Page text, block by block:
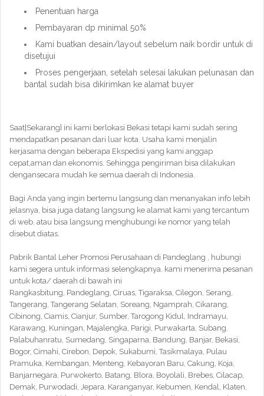
Penentuan harga
Pembayaran dp minimal 50%
Kami buatkan desain/layout sebelum naik bordir untuk di
disetujui
Proses pengerjaan, setelah selesai lakukan pelunasan dan
bantal sudah bisa dikirimkan ke alamat buyer
Saat|Sekarang} ini kami berlokasi Bekasi tetapi kami sudah sering
mendapatkan pesanan dari luar kota. Usaha kami menjalin
kerjasama dengan beberapa Ekspedisi yang kami anggap
cepat,aman dan ekonomis. Sehingga pengiriman bisa dilakukan
dengansecara mudah ke semua daerah di Indonesia.
Bagi Anda yang ingin bertemu langsung dan menanyakan info lebih
jelasnya, bisa juga datang langsung ke alamat kami yang tercantum
di web. atau bisa langsung menghubungi ke nomor yang telah
disebut diatas.
Pabrik Bantal Leher Promosi Perusahaan di Pandeglang , hubungi
kami segera untuk informasi selengkapnya. kami menerima pesanan
untuk kota/ daerah di bawah ini
Rangkasbitung, Pandeglang, Ciruas, Tigaraksa, Cilegon, Serang,
Tangerang, Tangerang Selatan, Soreang, Ngamprah, Cikarang,
Cibinong, Ciamis, Cianjur, Sumber, Tarogong Kidul, Indramayu,
Karawang, Kuningan, Majalengka, Parigi, Purwakarta, Subang,
Palabuhanratu, Sumedang, Singaparna, Bandung, Banjar, Bekasi,
Bogor, Cimahi, Cirebon, Depok, Sukabumi, Tasikmalaya, Pulau
Pramuka, Kembangan, Menteng, Kebayoran Baru, Cakung, Koja,
Banjarnegara, Purwokerto, Batang, Blora, Boyolali, Brebes, Cilacap,
Demak, Purwodadi, Jepara, Karanganyar, Kebumen, Kendal, Klaten,